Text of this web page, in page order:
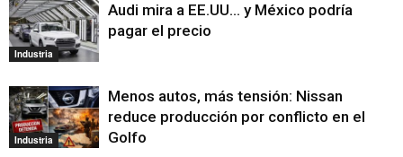
Industria
Audi mira a EE.UU… y México podría
pagar el precio
Industria
Menos autos, más tensión: Nissan
reduce producción por conflicto en el
Golfo